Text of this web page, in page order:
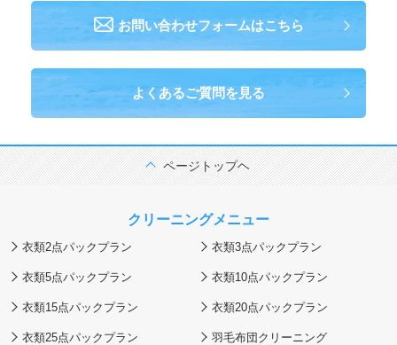
お問い合わせフォームはこちら
よくあるご質問を見る
ページトップヘ
クリーニングメニュー
衣類2点パックプラン 衣類3点パックプラン
衣類5点パックプラン 衣類10点パックプラン
衣類15点パックプラン 衣類20点パックプラン
衣類25点パックプラン 羽毛布団クリーニング